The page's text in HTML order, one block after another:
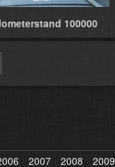
100000
2007 2008 2009